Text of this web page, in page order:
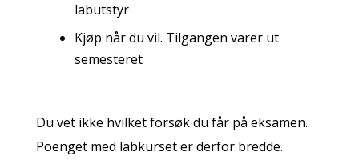
labutstyr
Kjøp når du vil. Tilgangen varer ut
semesteret
Du vet ikke hvilket forsøk du får på eksamen.
Poenget med labkurset er derfor bredde.